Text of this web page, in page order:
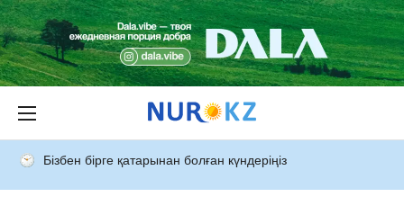
Бізбен бірге қатарынан болған күндеріңіз